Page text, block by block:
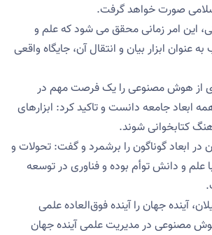
صورت خواهد گرفت.
این امر زمانی محقق می شود که علم و
عنوان ابزار بیان و انتقال آن، جایگاه واقعی
از هوش مصنوعی را یک فرصت مهم در
ابعاد جامعه دانست و تاکید کرد: ابزارهای
کتابخوانی شوند.
در ابعاد گوناگون را برشمرد و گفت: تحولات و
علم و دانش توأم بوده و فناوری در توسعه
آینده جهان را آینده فوق‌العاده علمی
مصنوعی در مدیریت علمی آینده جهان